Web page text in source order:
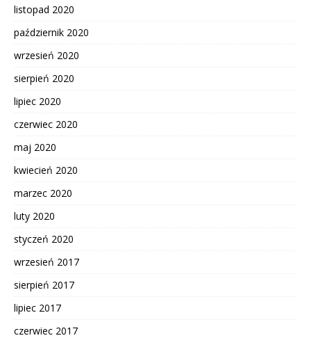
listopad 2020
październik 2020
wrzesień 2020
sierpień 2020
lipiec 2020
czerwiec 2020
maj 2020
kwiecień 2020
marzec 2020
luty 2020
styczeń 2020
wrzesień 2017
sierpień 2017
lipiec 2017
czerwiec 2017